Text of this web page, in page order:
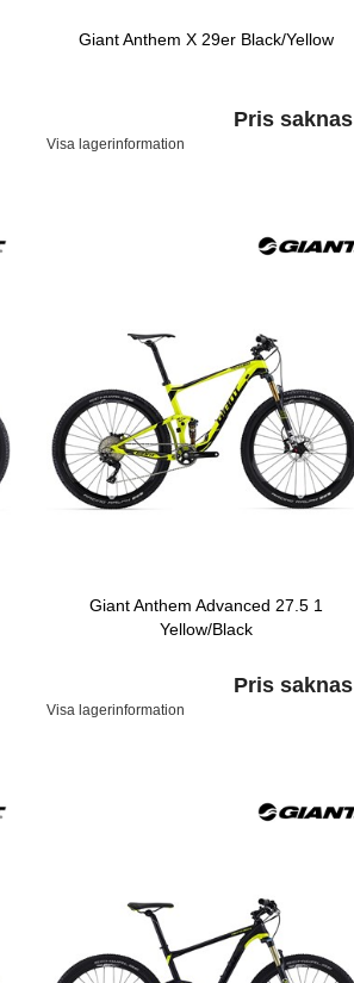
Giant Anthem X 29er Black/Yellow
Pris saknas
Visa lagerinformation
Giant Anthem Advanced 27.5 1
Yellow/Black
Pris saknas
Visa lagerinformation